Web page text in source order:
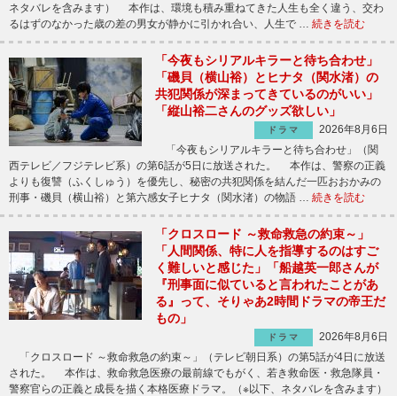
ネタバレを含みます） 本作は、環境も積み重ねてきた人生も全く違う、交わ
るはずのなかった歳の差の男女が静かに引かれ合い、人生で … 続きを読む
「今夜もシリアルキラーと待ち合わせ」
「磯貝（横山裕）とヒナタ（関水渚）の
共犯関係が深まってきているのがいい」
「縦山裕二さんのグッズ欲しい」
ドラマ
2026年8月6日
「今夜もシリアルキラーと待ち合わせ」（関
西テレビ／フジテレビ系）の第6話が5日に放送された。 本作は、警察の正義
よりも復讐（ふくしゅう）を優先し、秘密の共犯関係を結んだ一匹おおかみの
刑事・磯貝（横山裕）と第六感女子ヒナタ（関水渚）の物語 … 続きを読む
「クロスロード ～救命救急の約束～」
「人間関係、特に人を指導するのはすご
く難しいと感じた」「船越英一郎さんが
『刑事面に似ていると言われたことがあ
る』って、そりゃあ2時間ドラマの帝王だ
もの」
ドラマ
2026年8月6日
「クロスロード ～救命救急の約束～」（テレビ朝日系）の第5話が4日に放送
された。 本作は、救命救急医療の最前線でもがく、若き救命医・救急隊員・
警察官らの正義と成長を描く本格医療ドラマ。（※以下、ネタバレを含みます）